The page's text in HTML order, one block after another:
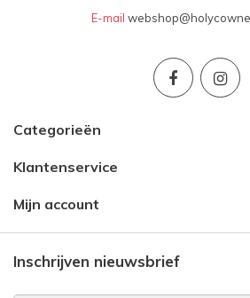
E-mail
Categorieën
Klantenservice
Mijn account
Inschrijven nieuwsbrief